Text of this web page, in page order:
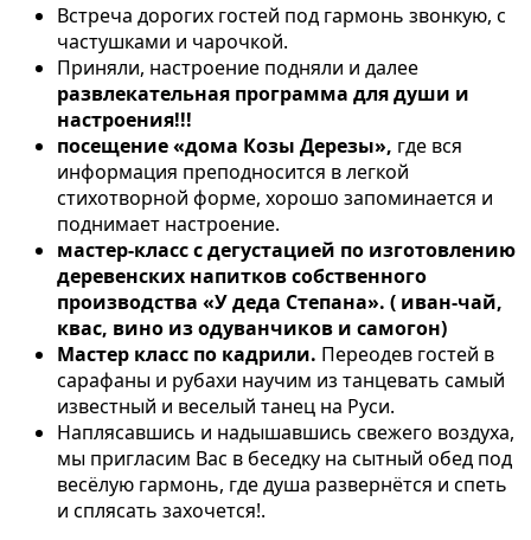
Встреча дорогих гостей под гармонь звонкую, с
частушками и чарочкой.
Приняли, настроение подняли и далее
развлекательная программа для души и
настроения!!!
посещение «дома Козы Дерезы», где вся
информация преподносится в легкой
стихотворной форме, хорошо запоминается и
поднимает настроение.
мастер-класс с дегустацией по изготовлению
деревенских напитков собственного
производства «У деда Степана». ( иван-чай,
квас, вино из одуванчиков и самогон)
Мастер класс по кадрили. Переодев гостей в
сарафаны и рубахи научим из танцевать самый
известный и веселый танец на Руси.
Наплясавшись и надышавшись свежего воздуха,
мы пригласим Вас в беседку на сытный обед под
весёлую гармонь, где душа развернётся и спеть
и сплясать захочется!.